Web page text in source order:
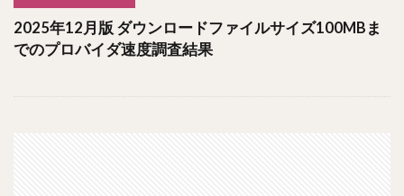
2025年12月版 ダウンロードファイルサイズ100MBま
でのプロバイダ速度調査結果